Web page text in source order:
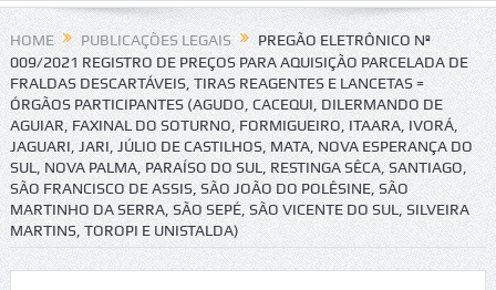
HOME PUBLICAÇÕES LEGAIS
PREGÃO ELETRÔNICO Nº
009/2021 REGISTRO DE PREÇOS PARA AQUISIÇÃO PARCELADA DE
FRALDAS DESCARTÁVEIS, TIRAS REAGENTES E LANCETAS =
ÓRGÃOS PARTICIPANTES (AGUDO, CACEQUI, DILERMANDO DE
AGUIAR, FAXINAL DO SOTURNO, FORMIGUEIRO, ITAARA, IVORÁ,
JAGUARI, JARI, JÚLIO DE CASTILHOS, MATA, NOVA ESPERANÇA DO
SUL, NOVA PALMA, PARAÍSO DO SUL, RESTINGA SÊCA, SANTIAGO,
SÃO FRANCISCO DE ASSIS, SÃO JOÃO DO POLÊSINE, SÃO
MARTINHO DA SERRA, SÃO SEPÉ, SÃO VICENTE DO SUL, SILVEIRA
MARTINS, TOROPI E UNISTALDA)